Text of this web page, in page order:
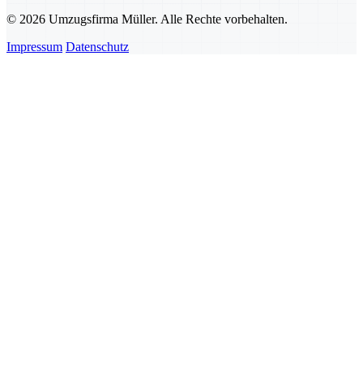
© 2026 Umzugsfirma Müller. Alle Rechte vorbehalten.
Impressum Datenschutz